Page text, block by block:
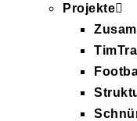
Projekte